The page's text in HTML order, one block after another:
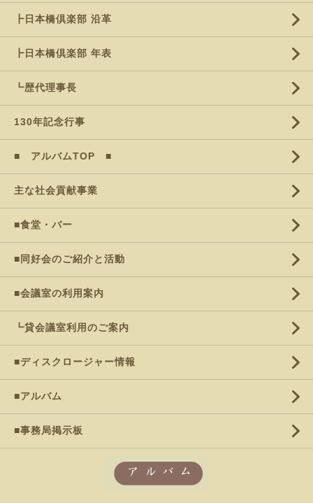
┣日本橋倶楽部 沿革
┣日本橋倶楽部 年表
┗歴代理事長
130年記念行事
■ アルバムTOP ■
主な社会貢献事業
■食堂・バー
■同好会のご紹介と活動
■会議室の利用案内
┗貸会議室利用のご案内
■ディスクロージャー情報
■アルバム
■事務局掲示板